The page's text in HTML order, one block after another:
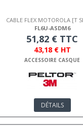
CABLE FLEX MOTOROLA [T
FL6U-ASDM6
51,82 € TTC
43,18 € HT
ACCESSOIRE CASQUE
DÉTAILS